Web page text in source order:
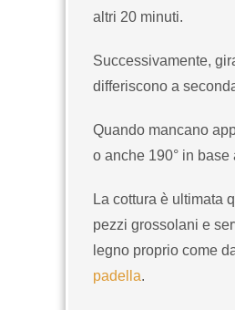
altri 20 minuti.
Successivamente,
differiscono a
Quando mancano
o anche 190° in
La cottura è ultimata
pezzi grossolani e
legno proprio come
padella.